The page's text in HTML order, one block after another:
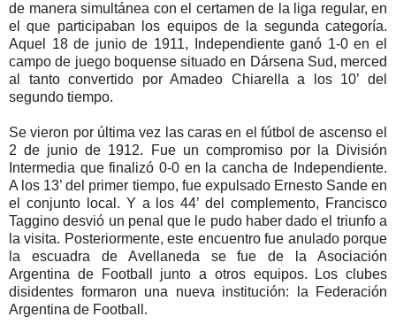
de manera simultánea con el certamen de la liga regular, en
el que participaban los equipos de la segunda categoría.
Aquel 18 de junio de 1911, Independiente ganó 1-0 en el
campo de juego boquense situado en Dársena Sud, merced
al tanto convertido por Amadeo Chiarella a los 10’ del
segundo tiempo.
Se vieron por última vez las caras en el fútbol de ascenso el
2 de junio de 1912. Fue un compromiso por la División
Intermedia que finalizó 0-0 en la cancha de Independiente.
A los 13’ del primer tiempo, fue expulsado Ernesto Sande en
el conjunto local. Y a los 44’ del complemento, Francisco
Taggino desvió un penal que le pudo haber dado el triunfo a
la visita. Posteriormente, este encuentro fue anulado porque
la escuadra de Avellaneda se fue de la Asociación
Argentina de Football junto a otros equipos. Los clubes
disidentes formaron una nueva institución: la Federación
Argentina de Football.